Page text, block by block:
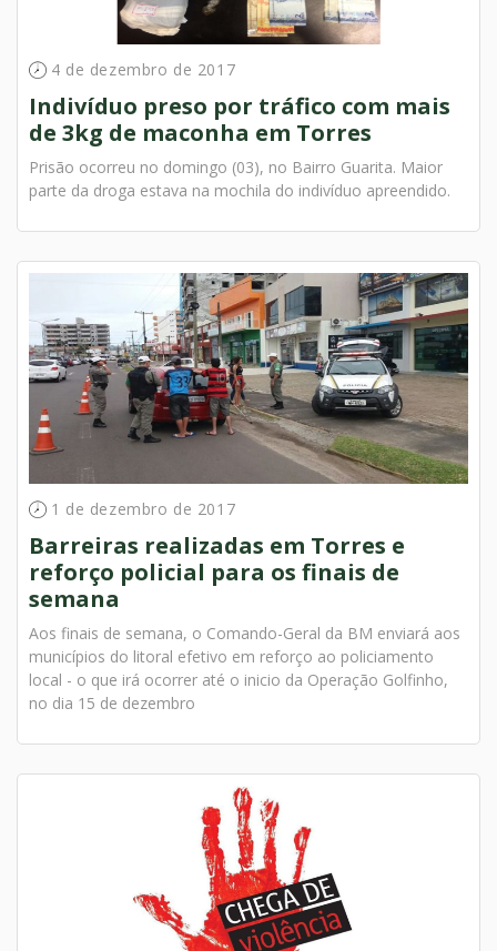
4 de dezembro de 2017
Indivíduo preso por tráfico com mais
de 3kg de maconha em Torres
Prisão ocorreu no domingo (03), no Bairro Guarita. Maior
parte da droga estava na mochila do indivíduo apreendido.
1 de dezembro de 2017
Barreiras realizadas em Torres e
reforço policial para os finais de
semana
Aos finais de semana, o Comando-Geral da BM enviará aos
municípios do litoral efetivo em reforço ao policiamento
local - o que irá ocorrer até o inicio da Operação Golfinho,
no dia 15 de dezembro